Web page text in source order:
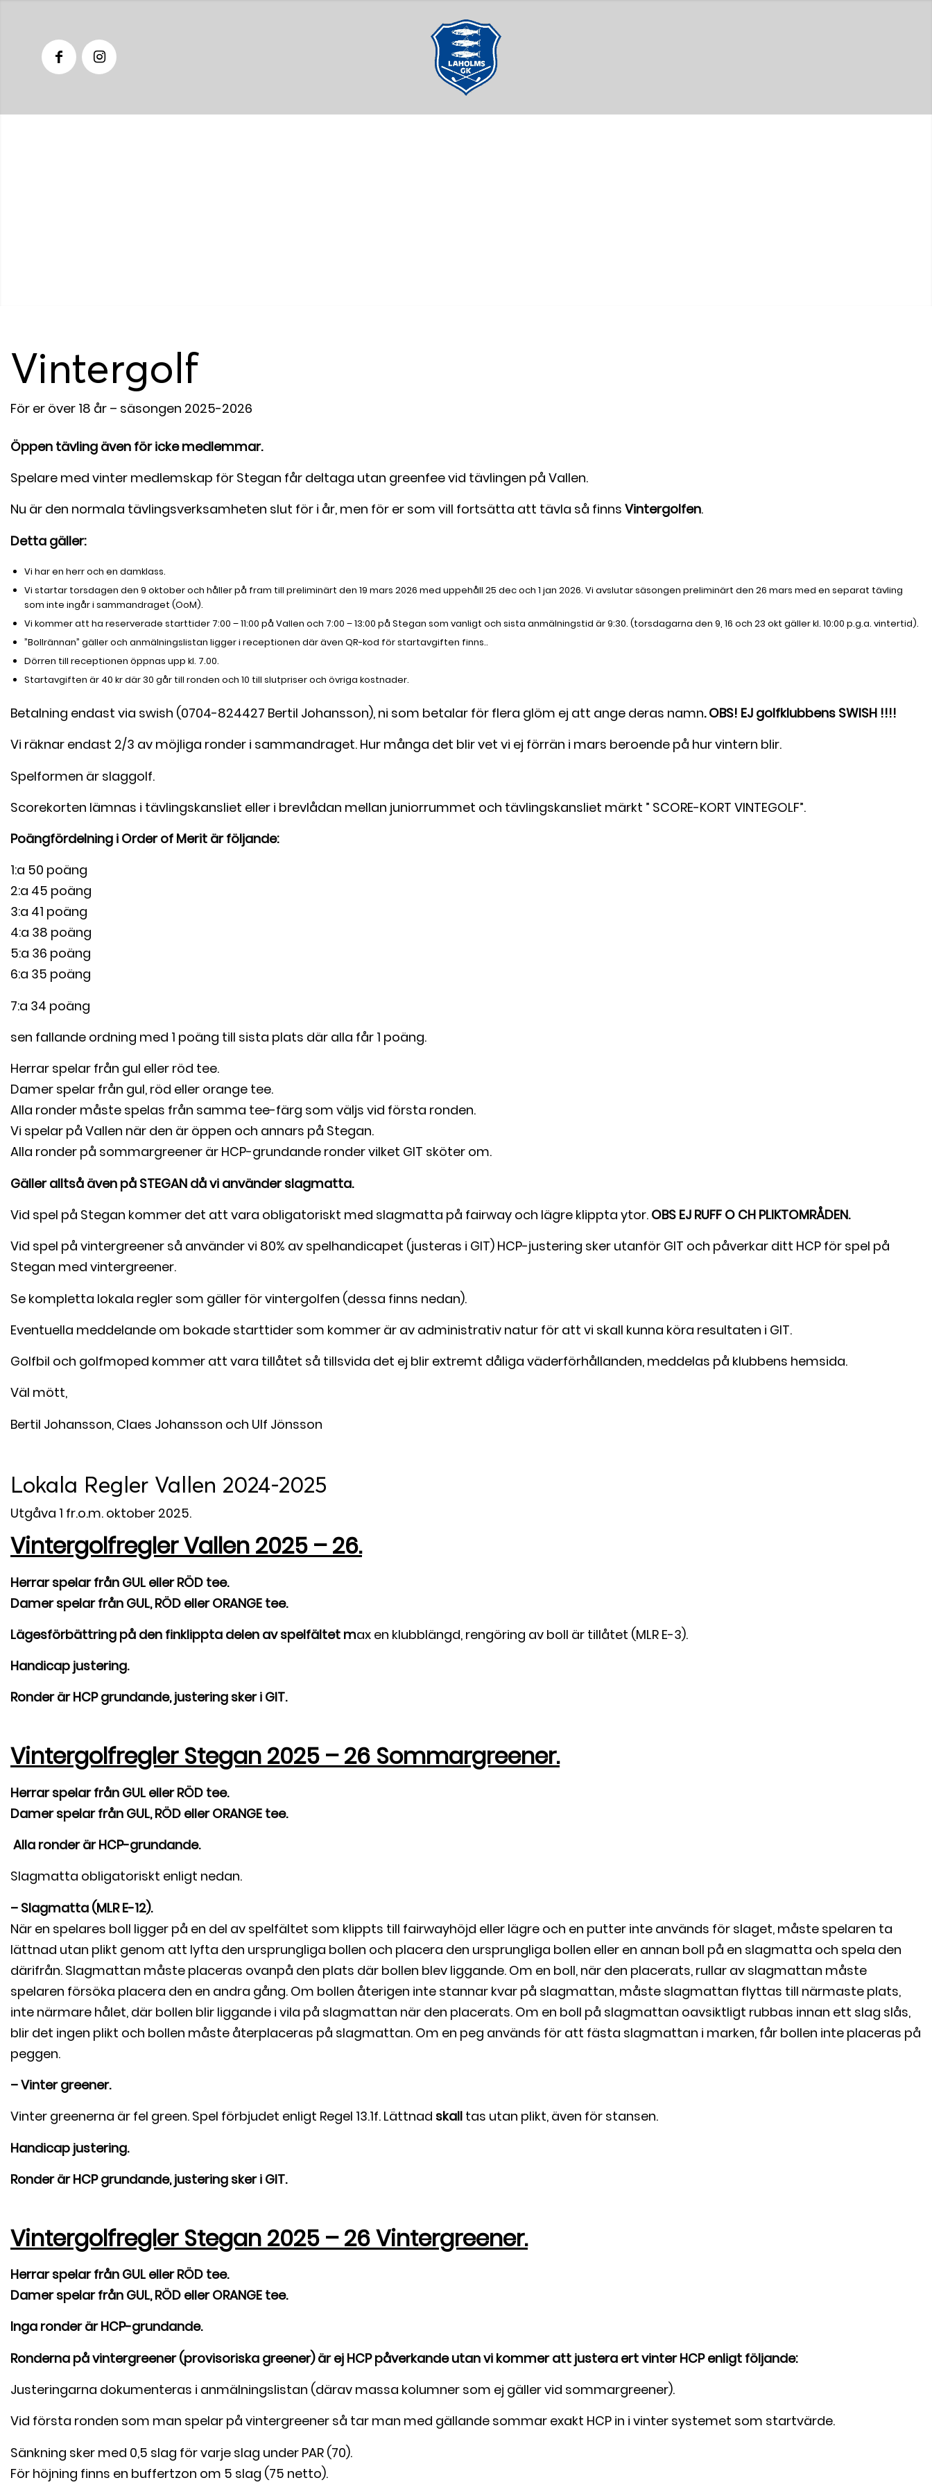
Vintergolf
För er över 18 år – säsongen 2025-2026
Öppen tävling även för icke medlemmar.
Spelare med vinter medlemskap för Stegan får deltaga utan greenfee vid tävlingen på Vallen.
Nu är den normala tävlingsverksamheten slut för i år, men för er som vill fortsätta att tävla så finns Vintergolfen.
Detta gäller:
Vi har en herr och en damklass.
Vi startar torsdagen den 9 oktober och håller på fram till preliminärt den 19 mars 2026 med uppehåll 25 dec och 1 jan 2026. Vi avslutar säsongen preliminärt den 26 mars med en separat tävling
som inte ingår i sammandraget (OoM).
Vi kommer att ha reserverade starttider 7:00 – 11:00 på Vallen och 7:00 – 13:00 på Stegan som vanligt och sista anmälningstid är 9:30. (torsdagarna den 9, 16 och 23 okt gäller kl. 10:00 p.g.a. vintertid).
”Bollrännan” gäller och anmälningslistan ligger i receptionen där även QR-kod för startavgiften finns..
Dörren till receptionen öppnas upp kl. 7.00.
Startavgiften är 40 kr där 30 går till ronden och 10 till slutpriser och övriga kostnader.
Betalning endast via swish (0704-824427 Bertil Johansson), ni som betalar för flera glöm ej att ange deras namn. OBS! EJ golfklubbens SWISH !!!!
Vi räknar endast 2/3 av möjliga ronder i sammandraget. Hur många det blir vet vi ej förrän i mars beroende på hur vintern blir.
Spelformen är slaggolf.
Scorekorten lämnas i tävlingskansliet eller i brevlådan mellan juniorrummet och tävlingskansliet märkt ” SCORE-KORT VINTEGOLF”.
Poängfördelning i Order of Merit är följande:
1:a 50 poäng
2:a 45 poäng
3:a 41 poäng
4:a 38 poäng
5:a 36 poäng
6:a 35 poäng
7:a 34 poäng
sen fallande ordning med 1 poäng till sista plats där alla får 1 poäng.
Herrar spelar från gul eller röd tee.
Damer spelar från gul, röd eller orange tee.
Alla ronder måste spelas från samma tee-färg som väljs vid första ronden.
Vi spelar på Vallen när den är öppen och annars på Stegan.
Alla ronder på sommargreener är HCP-grundande ronder vilket GIT sköter om.
Gäller alltså även på STEGAN då vi använder slagmatta.
Vid spel på Stegan kommer det att vara obligatoriskt med slagmatta på fairway och lägre klippta ytor. OBS EJ RUFF O CH PLIKTOMRÅDEN.
Vid spel på vintergreener så använder vi 80% av spelhandicapet (justeras i GIT) HCP-justering sker utanför GIT och påverkar ditt HCP för spel på
Stegan med vintergreener.
Se kompletta lokala regler som gäller för vintergolfen (dessa finns nedan).
Eventuella meddelande om bokade starttider som kommer är av administrativ natur för att vi skall kunna köra resultaten i GIT.
Golfbil och golfmoped kommer att vara tillåtet så tillsvida det ej blir extremt dåliga väderförhållanden, meddelas på klubbens hemsida.
Väl mött,
Bertil Johansson, Claes Johansson och Ulf Jönsson
Lokala Regler Vallen 2024-2025
Utgåva 1 fr.o.m. oktober 2025.
VintergolfreglerVallen 2025 – 26.
Herrar spelar från GUL eller RÖD tee.
Damer spelar från GUL, RÖD eller ORANGE tee.
Lägesförbättring på den finklippta delen av spelfältet max en klubblängd, rengöring av boll är tillåtet (MLR E-3).
Handicap justering.
Ronder är HCP grundande, justering sker i GIT.
Vintergolfregler Stegan 2025 – 26 Sommargreener.
Herrar spelar från GUL eller RÖD tee.
Damer spelar från GUL, RÖD eller ORANGE tee.
Alla ronder är HCP-grundande.
Slagmatta obligatoriskt enligt nedan.
– Slagmatta (MLR E-12).
När en spelares boll ligger på en del av spelfältet som klippts till fairwayhöjd eller lägre och en putter inte används för slaget, måste spelaren ta
lättnad utan plikt genom att lyfta den ursprungliga bollen och placera den ursprungliga bollen eller en annan boll på en slagmatta och spela den
därifrån. Slagmattan måste placeras ovanpå den plats där bollen blev liggande. Om en boll, när den placerats, rullar av slagmattan måste
spelaren försöka placera den en andra gång. Om bollen återigen inte stannar kvar på slagmattan, måste slagmattan flyttas till närmaste plats,
inte närmare hålet, där bollen blir liggande i vila på slagmattan när den placerats. Om en boll på slagmattan oavsiktligt rubbas innan ett slag slås,
blir det ingen plikt och bollen måste återplaceras på slagmattan. Om en peg används för att fästa slagmattan i marken, får bollen inte placeras på
peggen.
– Vinter greener.
Vinter greenerna är fel green. Spel förbjudet enligt Regel 13.1f. Lättnad skall tas utan plikt, även för stansen.
Handicap justering.
Ronder är HCP grundande, justering sker i GIT.
Vintergolfregler Stegan 2025 – 26 Vintergreener.
Herrar spelar från GUL eller RÖD tee.
Damer spelar från GUL, RÖD eller ORANGE tee.
Inga ronder är HCP-grundande.
Ronderna på vintergreener (provisoriska greener) är ej HCP påverkande utan vi kommer att justera ert vinter HCP enligt följande:
Justeringarna dokumenteras i anmälningslistan (därav massa kolumner som ej gäller vid sommargreener).
Vid första ronden som man spelar på vintergreener så tar man med gällande sommar exakt HCP in i vinter systemet som startvärde.
Sänkning sker med 0,5 slag för varje slag under PAR (70).
För höjning finns en buffertzon om 5 slag (75 netto).